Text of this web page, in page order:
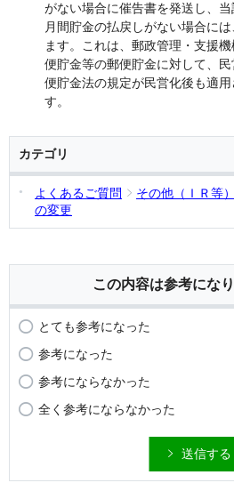
がない場合に催告書を発送し、
月間貯金の払戻しがない場合に
ます。これは、郵政管理・支援
便貯金等の郵便貯金に対して、
便貯金法の規定が民営化後も適
す。
カテゴリ
よくあるご質問 その他（ＩＲ等）
の変更
この内容は参考にな
とても参考になった
参考になった
参考にならなかった
全く参考にならなかった
送信する